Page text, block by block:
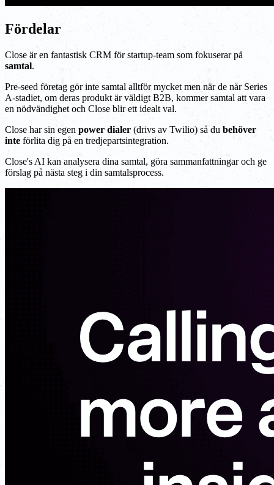
Fördelar
Close är en fantastisk CRM för startup-team som fokuserar på
samtal.
Pre-seed företag gör inte samtal alltför mycket men när de når Series
A-stadiet, om deras produkt är väldigt B2B, kommer samtal att vara
en nödvändighet och Close blir ett idealt val.
Close har sin egen power dialer (drivs av Twilio) så du behöver
inte förlita dig på en tredjepartsintegration.
Close's AI kan analysera dina samtal, göra sammanfattningar och ge
förslag på nästa steg i din samtalsprocess.